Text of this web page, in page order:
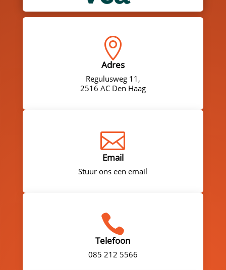

Adres
Regulusweg 11,
2516 AC Den Haag

Email
Stuur ons een email

Telefoon
085 212 5566